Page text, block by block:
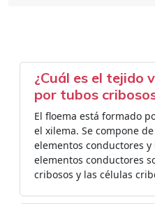
¿Cuál es el tejido
por tubos
El floema está formado
el xilema. Se compone
elementos conductores y
elementos conductores
cribosos y las células